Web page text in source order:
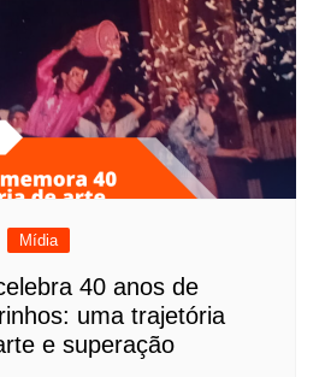
Mídia
40 anos de
uma trajetória
e superação